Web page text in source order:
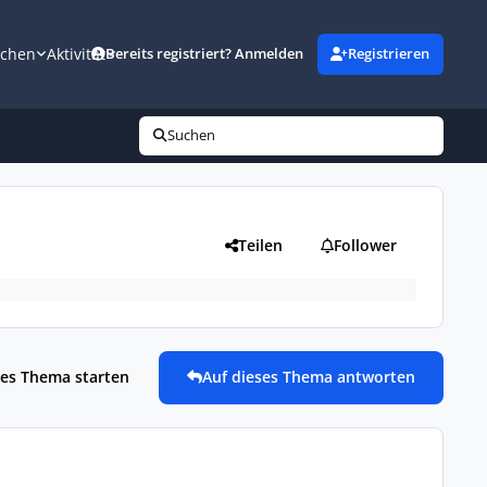
AktivitätBereits registriert? Anmelden Registrieren
Suchen
Teilen Follower
Thema starten Auf dieses Thema antworten